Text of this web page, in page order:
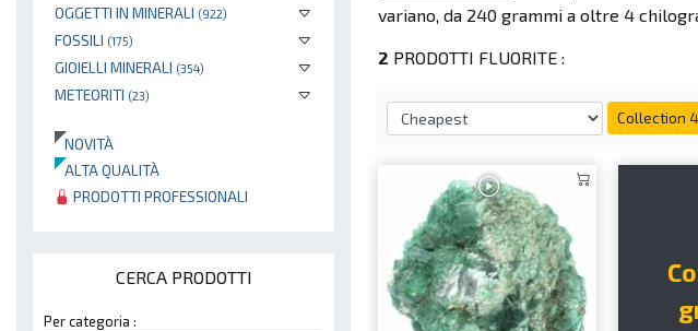
OGGETTI IN MINERALI (922)
FOSSILI (175)
GIOIELLI MINERALI (354)
METEORITI (23)
NOVITÀ
ALTA QUALITÀ
PRODOTTI PROFESSIONALI
CERCA PRODOTTI
Per categoria :
variano, da 240 grammi a oltre 4
2 PRODOTTI FLUORITE :
Collection